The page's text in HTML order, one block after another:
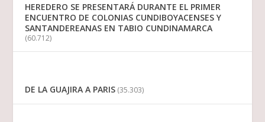
HEREDERO SE PRESENTARÁ DURANTE EL PRIMER
ENCUENTRO DE COLONIAS CUNDIBOYACENSES Y
SANTANDEREANAS EN TABIO CUNDINAMARCA
(60.712)
DE LA GUAJIRA A PARIS (35.303)